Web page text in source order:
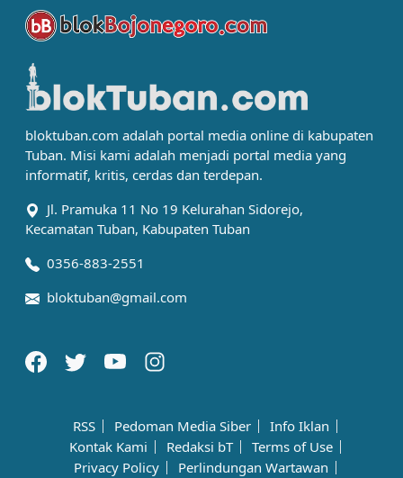
bloktuban.com adalah portal media online di kabupaten
Tuban. Misi kami adalah menjadi portal media yang
informatif, kritis, cerdas dan terdepan.
Jl. Pramuka 11 No 19 Kelurahan Sidorejo,
Kecamatan Tuban, Kabupaten Tuban
0356-883-2551
bloktuban@gmail.com
RSS Pedoman Media Siber
Info Iklan
Kontak Kami
Redaksi bT
Terms of Use
Privacy Policy
Perlindungan Wartawan